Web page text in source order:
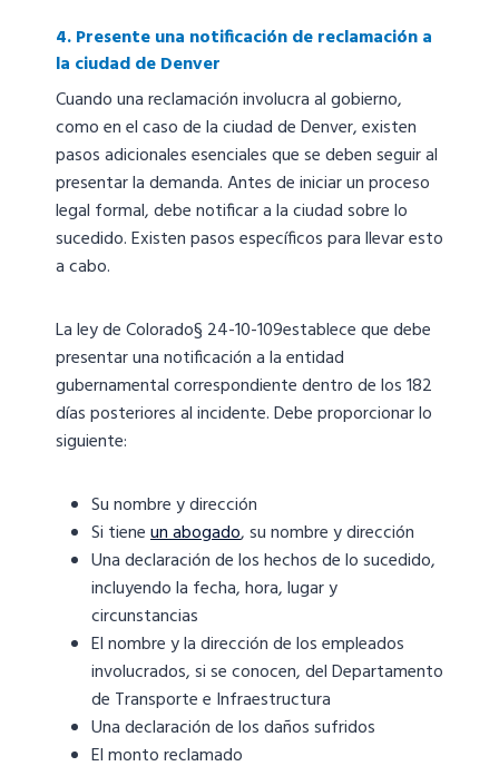
4. Presente una notificación de reclamación a
la ciudad de Denver
Cuando una reclamación involucra al gobierno,
como en el caso de la ciudad de Denver, existen
pasos adicionales esenciales que se deben seguir al
presentar la demanda. Antes de iniciar un proceso
legal formal, debe notificar a la ciudad sobre lo
sucedido. Existen pasos específicos para llevar esto
a cabo.
La ley de Colorado§ 24-10-109establece que debe
presentar una notificación a la entidad
gubernamental correspondiente dentro de los 182
días posteriores al incidente. Debe proporcionar lo
siguiente:
Su nombre y dirección
Si tieneun abogado, su nombre y dirección
Una declaración de los hechos de lo sucedido,
incluyendo la fecha, hora, lugar y
circunstancias
El nombre y la dirección de los empleados
involucrados, si se conocen, del Departamento
de Transporte e Infraestructura
Una declaración de los daños sufridos
El monto reclamado